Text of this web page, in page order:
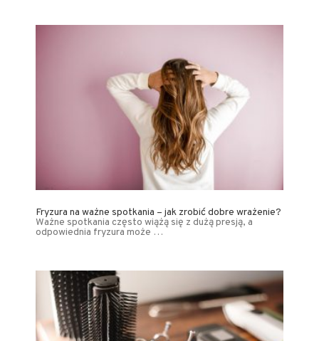
Fryzura na ważne spotkania – jak zrobić dobre wrażenie?
Ważne spotkania często wiążą się z dużą presją, a
odpowiednia fryzura może …